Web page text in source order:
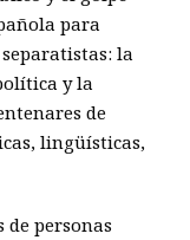
para
la
y la
de
lingüísticas,
de personas